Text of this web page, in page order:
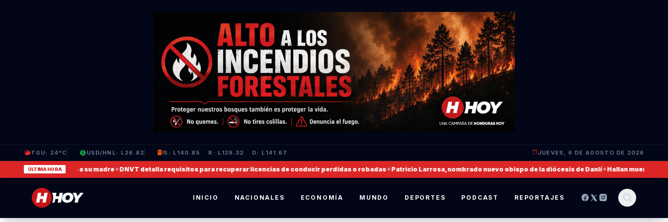
TGU: 24°C USD/HNL: L26.82 S: L140.85 R: L129.32 D: L141.67 JUEVES, 6 DE AGOSTO DE 2026
ÚLTIMA HORA
en que agrede a su madre✦DNVT detalla requisitos para recuperar licencias de conducir perdidas o robadas✦Patricio Larrosa, nombrado nuevo obispo de la diócesis de Danlí✦Hallan muerto a un
INICIO NACIONALES ECONOMÍA MUNDO DEPORTES PODCAST REPORTAJES